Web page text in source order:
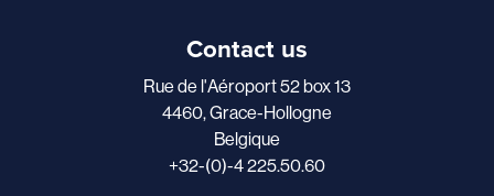
Contact us
Rue de l'Aéroport 52 box 13
4460, Grace-Hollogne
Belgique
+32-(0)-4 225.50.60